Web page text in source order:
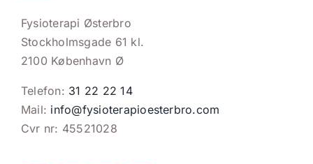
Fysioterapi Østerbro
Stockholmsgade 61 kl.
2100 København Ø
Telefon: 31 22 22 14
Mail: info@fysioterapioesterbro.com
Cvr nr: 45521028